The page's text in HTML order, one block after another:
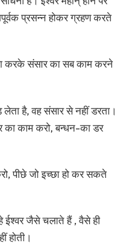
प्रसन्न होकर ग्रहण करते
करके संसार का सब काम करने
है, वह संसार से नहीं डरता।
काम करो, बन्धन-का डर
पीछे जो इच्छा हो कर सकते
ईश्वर जैसे चलाते हैं , वैसे ही
होती।